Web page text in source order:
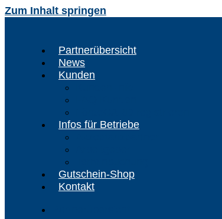
Zum Inhalt springen
Partnerübersicht
News
Kunden
Infos für Betriebe
Gutschein-Shop
Kontakt